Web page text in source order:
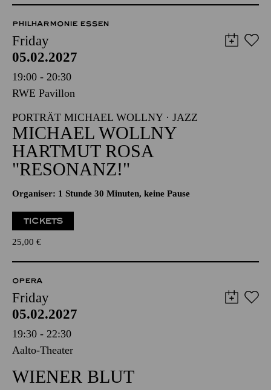
PHILHARMONIE ESSEN
Friday
05.02.2027
19:00 - 20:30
RWE Pavillon
PORTRÄT MICHAEL WOLLNY · JAZZ
MICHAEL WOLLNY
HARTMUT ROSA
"RESONANZ!"
Organiser: 1 Stunde 30 Minuten, keine Pause
TICKETS
25,00 €
OPERA
Friday
05.02.2027
19:30 - 22:30
Aalto-Theater
WIENER BLUT